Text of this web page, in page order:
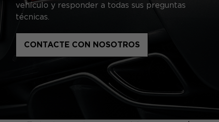
vehículo y responder a todas sus preguntas
técnicas.
CONTACTE CON NOSOTROS